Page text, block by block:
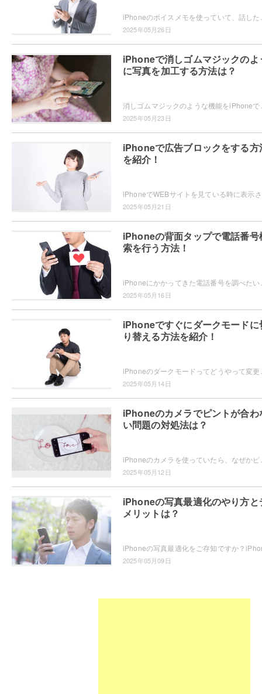
2025年05月26日
iPhoneで消しゴムマジックのよ
に写真を加工する方法は？
2025年05月23日
iPhoneで広告ブロックをする方
を紹介！
2025年05月21日
iPhoneの背面タップで電話番号
索を行う方法！
2025年05月16日
iPhoneですぐにダークモードに
り替える方法を紹介！
2025年05月14日
iPhoneのカメラでピントが合わ
い問題の対処法は？
2025年05月12日
iPhoneの写真最適化のやり方と
メリットは？
2025年05月09日